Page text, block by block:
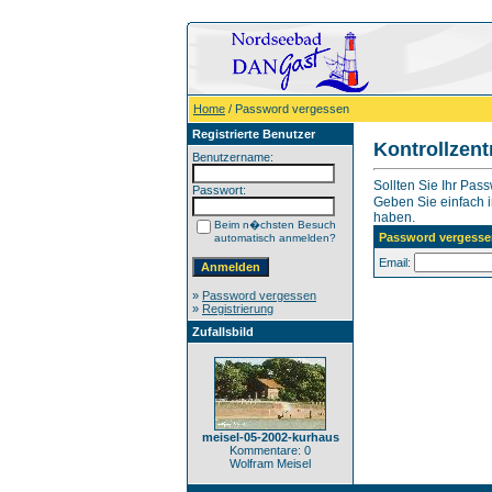
Home / Password vergessen
Registrierte Benutzer
Benutzername:
Passwort:
Beim n�chsten Besuch
automatisch anmelden?
» Password vergessen
» Registrierung
Zufallsbild
meisel-05-2002-kurhaus
Kommentare: 0
Wolfram Meisel
Sollten Sie Ihr
Geben Sie einfach
haben.
Password
Email: